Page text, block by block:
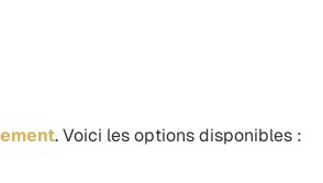
. Voici les options disponibles :